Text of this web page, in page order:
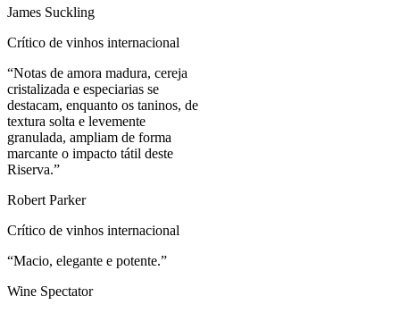
James Suckling
Crítico de vinhos internacional
“Notas de amora madura, cereja
cristalizada e especiarias se
destacam, enquanto os taninos, de
textura solta e levemente
granulada, ampliam de forma
marcante o impacto tátil deste
Riserva.”
Robert Parker
Crítico de vinhos internacional
“Macio, elegante e potente.”
Wine Spectator